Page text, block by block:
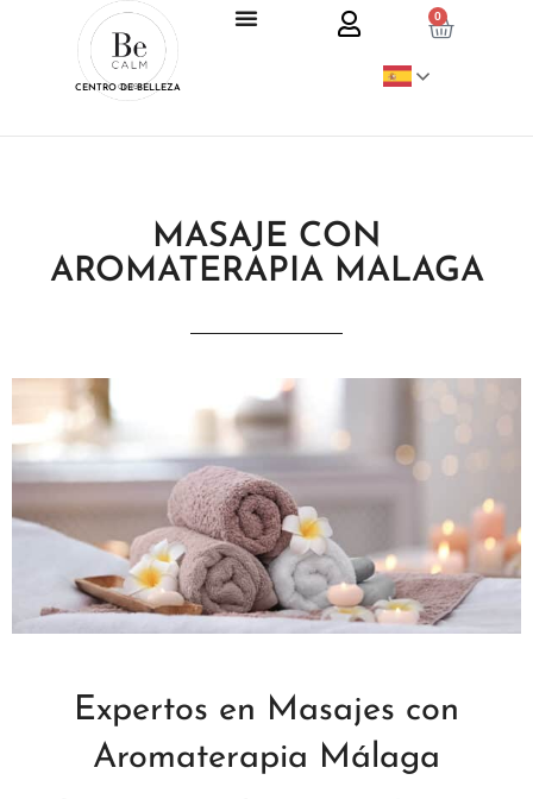
CENTRO DE BELLEZA
0
MASAJE CON
AROMATERAPIA MALAGA
Expertos en Masajes con
Aromaterapia Málaga